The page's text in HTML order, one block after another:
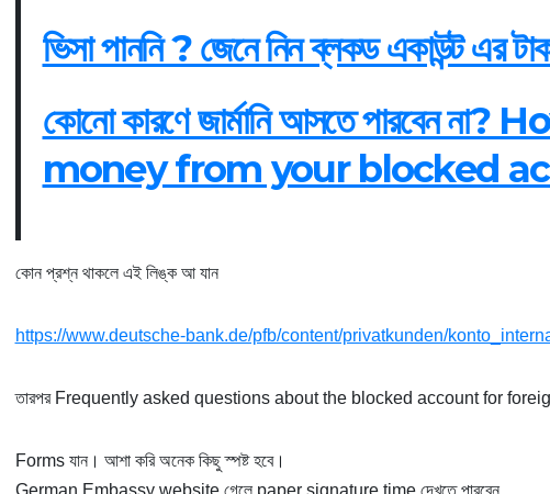
ভিসা পাননি ? জেনে নিন ব্লকড একাউন্ট এর
কোনো কারণে জার্মানি আসতে পারবেন
money from your blocked
কোন প্রশ্ন থাকলে এই লিঙ্ক আ যান
https://www.deutsche-bank.de/pfb/content/privatkunden/
তারপর Frequently asked questions about the blocked account for
Forms যান। আশা করি অনেক কিছু স্পষ্ট হবে।
German Embassy website গেলে paper signature time দেখতে পারবেন,